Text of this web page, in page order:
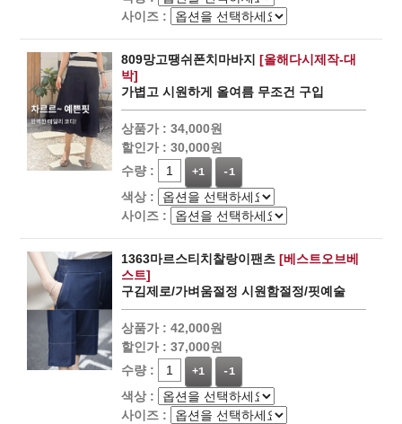
사이즈 :
809망고땡쉬폰치마바지 [올해다시제작-대
박]
가볍고 시원하게 올여름 무조건 구입
상품가 : 34,000원
할인가 : 30,000원
수량 :
+1 -1
색상 :
사이즈 :
1363마르스티치찰랑이팬츠 [베스트오브베
스트]
구김제로/가벼움절정 시원함절정/핏예술
상품가 : 42,000원
할인가 : 37,000원
수량 :
+1 -1
색상 :
사이즈 :